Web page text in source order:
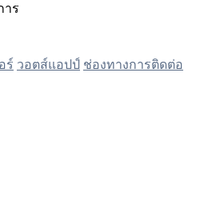
าร
ร์ วอตส์แอปป์ ช่องทางการติดต่อ